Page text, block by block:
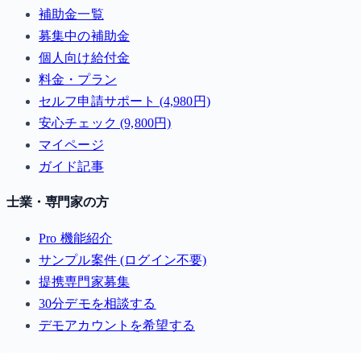
補助金一覧
募集中の補助金
個人向け給付金
料金・プラン
セルフ申請サポート (4,980円)
安心チェック (9,800円)
マイページ
ガイド記事
士業・専門家の方
Pro 機能紹介
サンプル案件 (ログイン不要)
提携専門家募集
30分デモを相談する
デモアカウントを希望する